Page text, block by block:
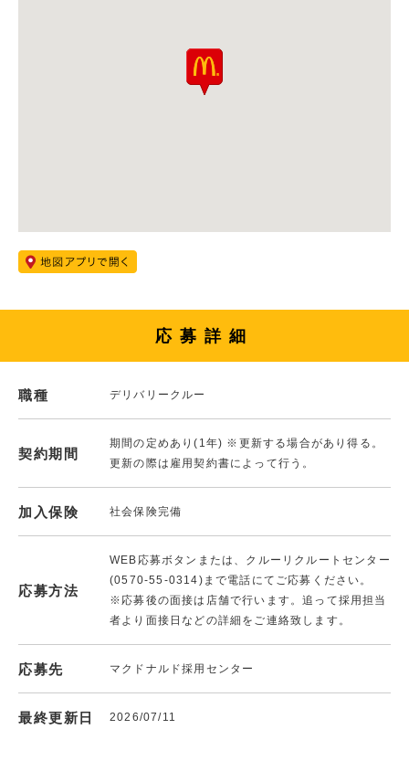
応募詳細
職種 デリバリークルー
契約期間
期間の定めあり(1年) ※更新する場合があり得る。
更新の際は雇用契約書によって行う。
加入保険 社会保険完備
応募方法
WEB応募ボタンまたは、クルーリクルートセンター
(0570-55-0314)まで電話にてご応募ください。
※応募後の面接は店舗で行います。追って採用担当
者より面接日などの詳細をご連絡致します。
応募先 マクドナルド採用センター
最終更新日 2026/07/11